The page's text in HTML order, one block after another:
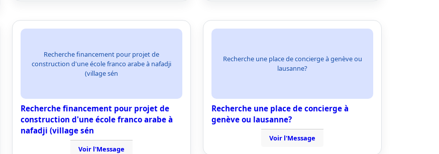
Recherche financement pour projet de
construction d'une école franco arabe à nafadji
(village sén
Recherche financement pour projet de
construction d'une école franco arabe à
nafadji (village sén
Voir l'Message
Recherche une place de concierge à genève ou
lausanne?
Recherche une place de concierge à
genève ou lausanne?
Voir l'Message